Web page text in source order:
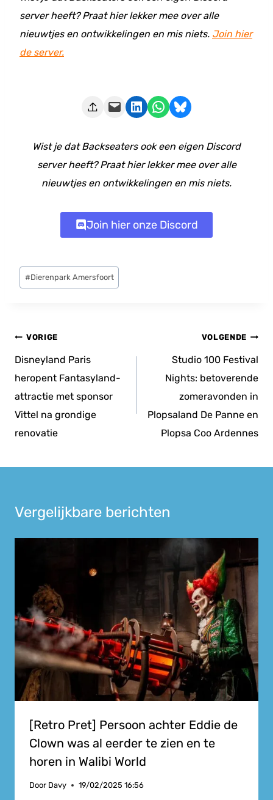
server heeft? Praat hier lekker mee over alle
nieuwtjes en ontwikkelingen en mis niets. Join hier
de server.
Deze pagina e-mailen Delen op LinkedIn Delen via WhatsApp Share on Bluesky
Wist je dat Backseaters ook een eigen Discord
server heeft? Praat hier lekker mee over alle
nieuwtjes en ontwikkelingen en mis niets.
Join hier onze Discord
Bericht
tags:
#Dierenpark Amersfoort
Bericht
navigatie
VORIGE
Disneyland Paris
heropent Fantasyland-
attractie met sponsor
Vittel na grondige
renovatie
VOLGENDE
Studio 100 Festival
Nights: betoverende
zomeravonden in
Plopsaland De Panne en
Plopsa Coo Ardennes
Vergelijkbare berichten
[Retro Pret] Persoon achter Eddie de
Clown was al eerder te zien en te
horen in Walibi World
Door Davy 19/02/2025 16:56